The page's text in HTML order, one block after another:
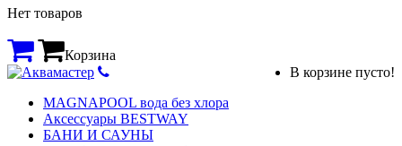
Нет товаров
Корзина
В корзине пусто!
MAGNAPOOL вода без хлора
Аксессуары BESTWAY
БАНИ И САУНЫ